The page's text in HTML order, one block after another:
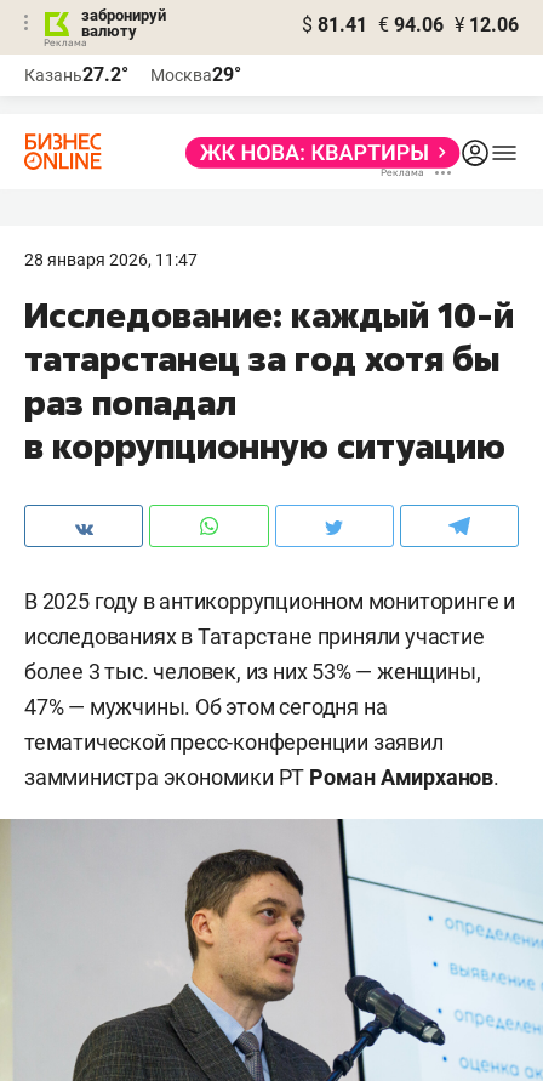
забронируй
валюту
$ 81.41 € 94.06 ¥ 12.06
Казань27.2° Москва29°
28 января 2026, 11:47
Исследование: каждый 10-й
татарстанец за год хотя бы
раз попадал
в коррупционную ситуацию
В 2025 году в антикоррупционном мониторинге и
исследованиях в Татарстане приняли участие
более 3 тыс. человек, из них 53% — женщины,
47% — мужчины. Об этом сегодня на
тематической пресс-конференции заявил
замминистра экономики РТ Роман Амирханов.